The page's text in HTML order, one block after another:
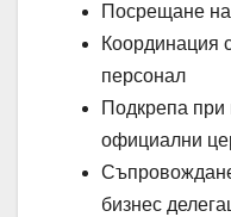
Посрещане
Координация
персонал
Подкрепа при
официални
бизнес